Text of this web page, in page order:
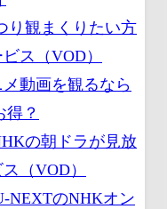
り観まくりたい方
ス（VOD）
動画を観るなら
？
の朝ドラが見放
（VOD）
NEXTのNHKオン